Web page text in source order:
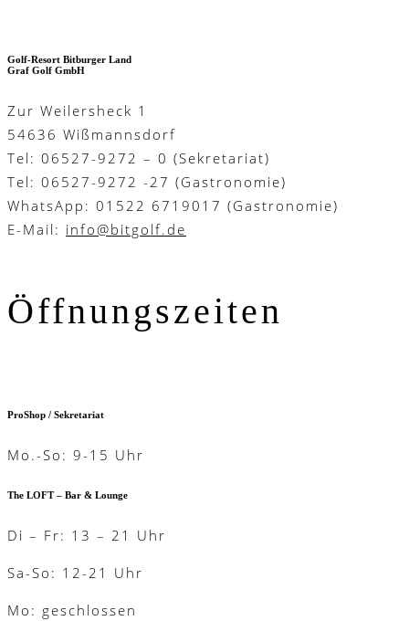
Golf-Resort Bitburger Land
Graf Golf GmbH
Zur Weilersheck 1
54636 Wißmannsdorf
Tel: 06527-9272 – 0 (Sekretariat)
Tel: 06527-9272 -27 (Gastronomie)
WhatsApp: 01522 6719017 (Gastronomie)
E-Mail: info@bitgolf.de
Öffnungszeiten
ProShop / Sekretariat
Mo.-So: 9-15 Uhr
The LOFT – Bar & Lounge
Di – Fr: 13 – 21 Uhr
Sa-So: 12-21 Uhr
Mo: geschlossen